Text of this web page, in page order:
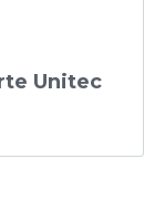
Unitec